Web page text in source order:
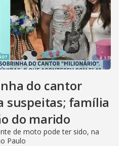
do cantor
suspeitas; família
do marido
de moto pode ter sido, na
Paulo